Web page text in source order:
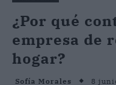
¿Por qué
empresa de
hogar?
Sofía Morales 8